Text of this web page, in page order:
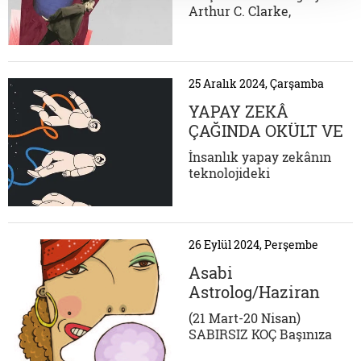
Arthur C. Clarke,
büyüden ayırt
edilemeyeceğini" ifade
eder. Bu fikir, mevcut
anlayışımızın çok
ötesinde olan teknolojinin,
karmaşıklığı ve
yetenekleri nedeniyle bize
büyülü görünebileceğini...
25 Aralık 2024, Çarşamba
YAPAY ZEKÂ
ÇAĞINDA OKÜLT VE
GİZEMİN DİRİLİŞİ
İnsanlık yapay zekânın
teknolojideki
seyahati denerken
doğaüstü güçler, gizemli
olaylar, büyü, simya,
astroloji ve spiritüalizm
gibi birçok okült
inançların da dirilişine
sahne oluyor. Okült,
evrenin gizli sırlarını...
26 Eylül 2024, Perşembe
Asabi
Astrolog/Haziran
(21 Mart-20 Nisan)
SABIRSIZ KOÇ Başınıza